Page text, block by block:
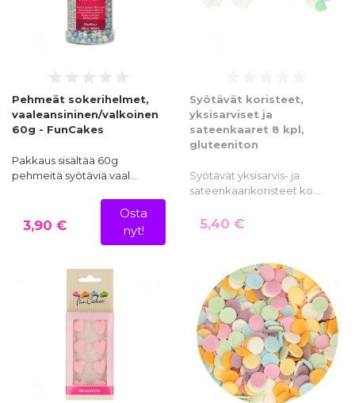
Pehmeät sokerihelmet,
vaaleansininen/valkoinen
60g - FunCakes
Pakkaus sisältää 60g
pehmeitä syötäviä vaal…
3,90 €
Osta
nyt!
Syötävät koristeet,
yksisarviset ja
sateenkaaret 8 kpl,
gluteeniton
Syötävät yksisarvis- ja
sateenkaarikoristeet ko…
5,40 €